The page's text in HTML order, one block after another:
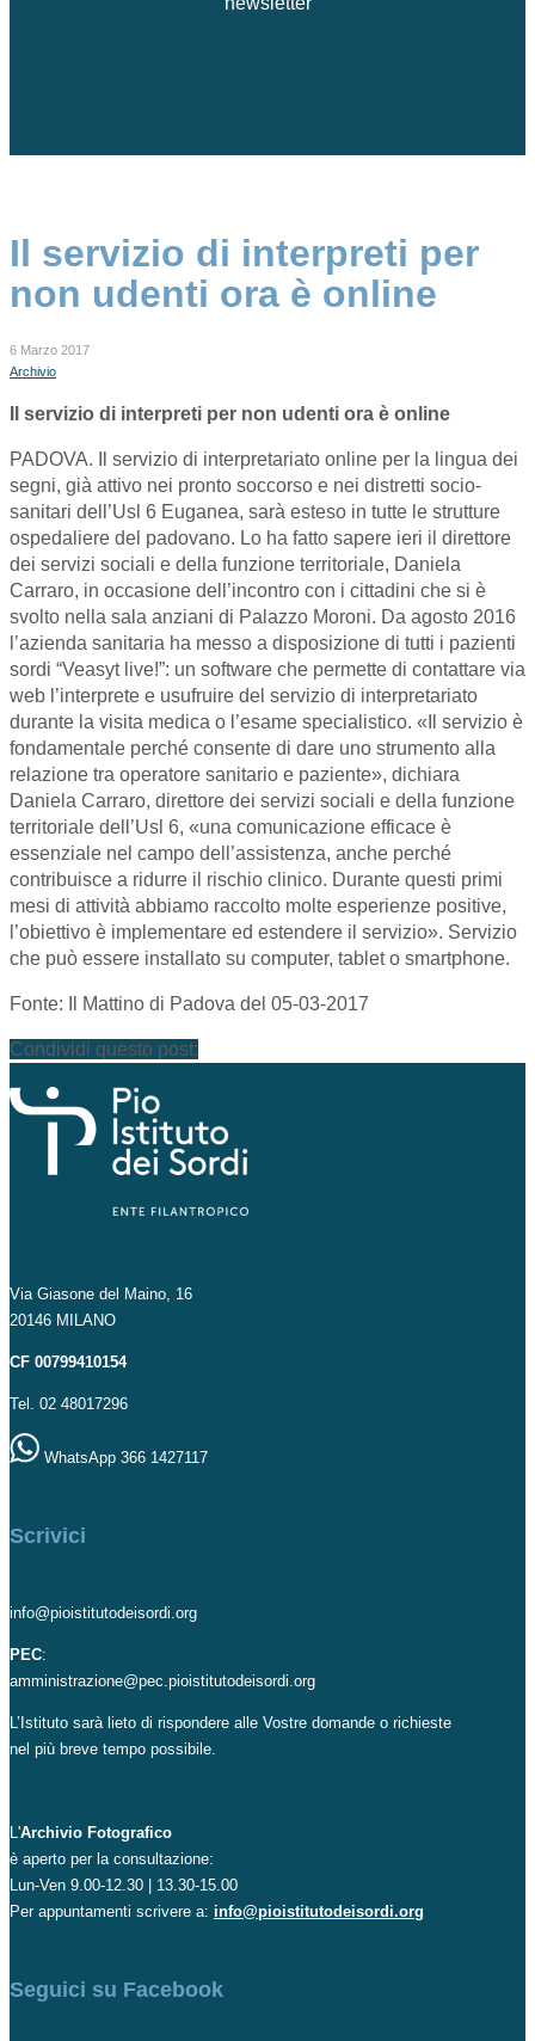
Il servizio di interpreti per
non udenti ora è online
6 Marzo 2017
Archivio
Il servizio di interpreti per non udenti ora è online
PADOVA. Il servizio di interpretariato online per la lingua dei
segni, già attivo nei pronto soccorso e nei distretti socio-
sanitari dell’Usl 6 Euganea, sarà esteso in tutte le strutture
ospedaliere del padovano. Lo ha fatto sapere ieri il direttore
dei servizi sociali e della funzione territoriale, Daniela
Carraro, in occasione dell’incontro con i cittadini che si è
svolto nella sala anziani di Palazzo Moroni. Da agosto 2016
l’azienda sanitaria ha messo a disposizione di tutti i pazienti
sordi “Veasyt live!”: un software che permette di contattare via
web l’interprete e usufruire del servizio di interpretariato
durante la visita medica o l’esame specialistico. «Il servizio è
fondamentale perché consente di dare uno strumento alla
relazione tra operatore sanitario e paziente», dichiara
Daniela Carraro, direttore dei servizi sociali e della funzione
territoriale dell’Usl 6, «una comunicazione efficace è
essenziale nel campo dell’assistenza, anche perché
contribuisce a ridurre il rischio clinico. Durante questi primi
mesi di attività abbiamo raccolto molte esperienze positive,
l’obiettivo è implementare ed estendere il servizio». Servizio
che può essere installato su computer, tablet o smartphone.
Fonte: Il Mattino di Padova del 05-03-2017
Condividi questo post:
Via Giasone del Maino, 16
20146 MILANO
CF 00799410154
Tel. 02 48017296
WhatsApp 366 1427117
Scrivici
info@pioistitutodeisordi.org
PEC:
amministrazione@pec.pioistitutodeisordi.org
L’Istituto sarà lieto di rispondere alle Vostre domande o richieste
nel più breve tempo possibile.
L'Archivio Fotografico
è aperto per la consultazione:
Lun-Ven 9.00-12.30 | 13.30-15.00
Per appuntamenti scrivere a: info@pioistitutodeisordi.org
Seguici su Facebook